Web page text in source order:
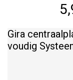
Gira
voudig